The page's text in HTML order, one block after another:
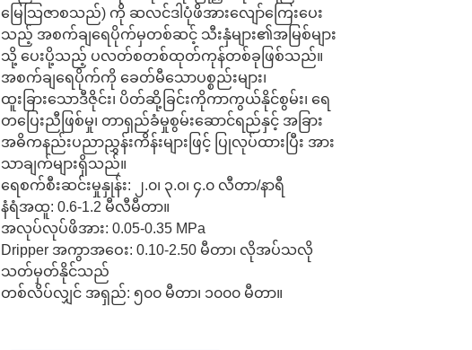
မြေသြဇာစသည်) ကို ဆလင်ဒါပုံဖိအားလျော်ကြေးပေး
သည့် အစက်ချရေပိုက်မှတစ်ဆင့် သီးနှံများ၏အမြစ်များ
သို့ ပေးပို့သည့် ပလတ်စတစ်ထုတ်ကုန်တစ်ခုဖြစ်သည်။
အစက်ချရေပိုက်ကို ခေတ်မီသောပစ္စည်းများ၊
ထူးခြားသောဒီဇိုင်း၊ ပိတ်ဆို့ခြင်းကိုကာကွယ်နိုင်စွမ်း၊ ရေ
တပြေးညီဖြစ်မှု၊ တာရှည်ခံမှုစွမ်းဆောင်ရည်နှင့် အခြား
အဓိကနည်းပညာညွှန်းကိန်းများဖြင့် ပြုလုပ်ထားပြီး အား
သာချက်များရှိသည်။
ရေစက်စီးဆင်းမှုနှုန်း: ၂.၀၊ ၃.၀၊ ၄.၀ လီတာ/နာရီ
နံရံအထူ: 0.6-1.2 မီလီမီတာ။
အလုပ်လုပ်ဖိအား: 0.05-0.35 MPa
Dripper အကွာအဝေး: 0.10-2.50 မီတာ၊ လိုအပ်သလို
သတ်မှတ်နိုင်သည်
တစ်လိပ်လျှင် အရှည်: ၅၀၀ မီတာ၊ ၁၀၀၀ မီတာ။